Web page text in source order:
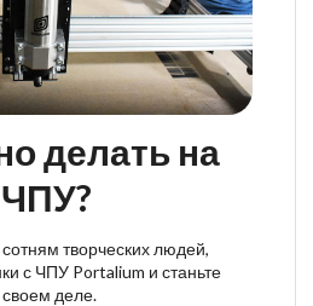
делать на
ЧПУ?
творческих людей,
с ЧПУ Portalium и станьте
деле.